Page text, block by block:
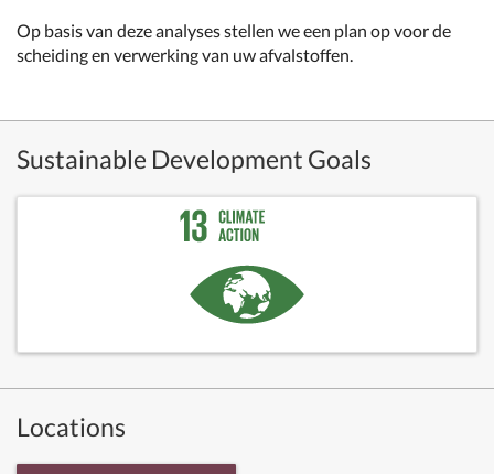
Op basis van deze analyses stellen we een plan op voor de
scheiding en verwerking van uw afvalstoffen.
Sustainable Development Goals
Locations